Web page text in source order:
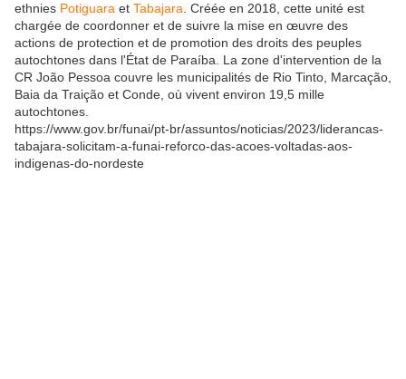
ethnies Potiguara et Tabajara . Créée en 2018, cette unité est
chargée de coordonner et de suivre la mise en œuvre des
actions de protection et de promotion des droits des peuples
autochtones dans l'État de Paraíba. La zone d'intervention de la
CR João Pessoa couvre les municipalités de Rio Tinto, Marcação,
Baia da Traição et Conde, où vivent environ 19,5 mille
autochtones.
https://www.gov.br/funai/pt-br/assuntos/noticias/2023/liderancas-
tabajara-solicitam-a-funai-reforco-das-acoes-voltadas-aos-
indigenas-do-nordeste